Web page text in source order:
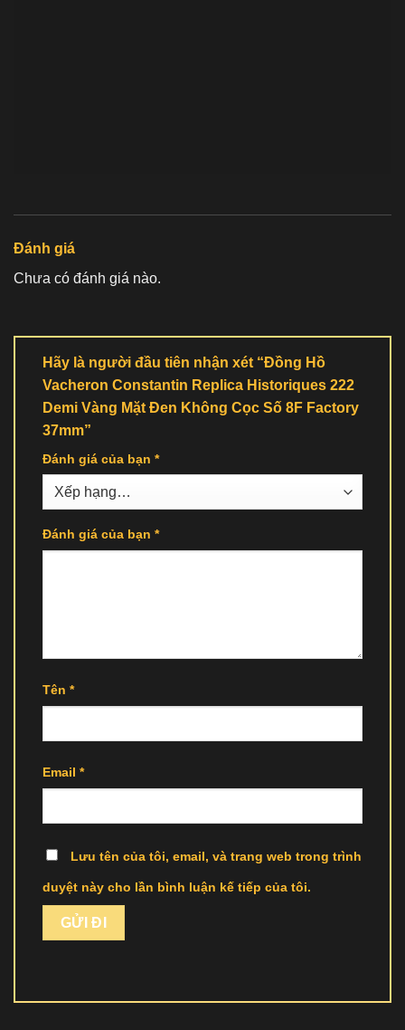
Đánh giá
Chưa có đánh giá nào.
Hãy là người đầu tiên nhận xét “Đồng Hồ
Vacheron Constantin Replica Historiques 222
Demi Vàng Mặt Đen Không Cọc Số 8F Factory
37mm”
Đánh giá của bạn *
Đánh giá của bạn *
Tên *
Email *
Lưu tên của tôi, email, và trang web trong trình
duyệt này cho lần bình luận kế tiếp của tôi.